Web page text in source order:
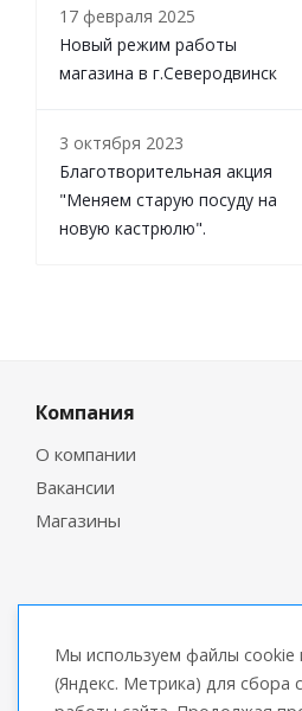
17 февраля 2025
Новый режим работы
магазина в г.Северодвинск
3 октября 2023
Благотворительная акция
"Меняем старую посуду на
новую кастрюлю".
Компания
О компании
Вакансии
Магазины
Мы используем файлы cookie
(Яндекс. Метрика) для сбора